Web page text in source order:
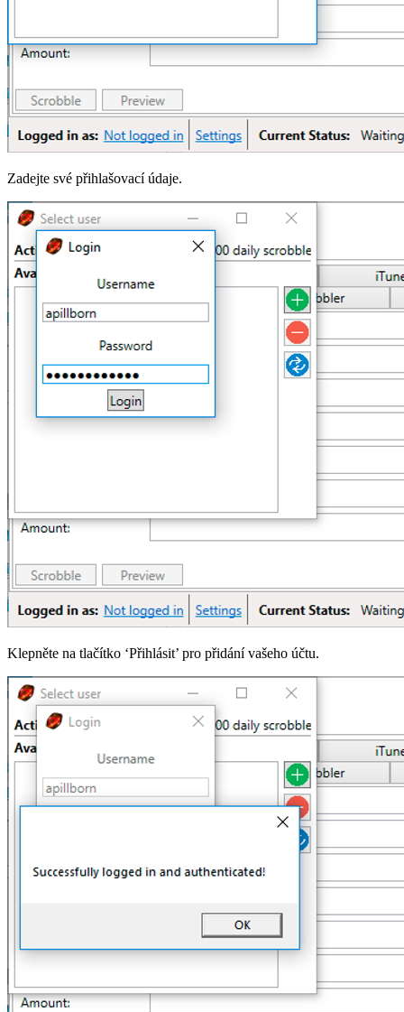
Zadejte své přihlašovací údaje.
Klepněte na tlačítko ‘Přihlásit’ pro přidání vašeho účtu.